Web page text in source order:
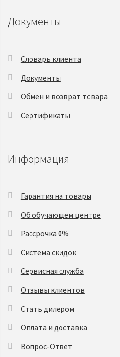
Документы
Словарь клиента
Документы
Обмен и возврат товара
Сертификаты
Информация
Гарантия на товары
Об обучающем центре
Рассрочка 0%
Система скидок
Сервисная служба
Отзывы клиентов
Стать дилером
Оплата и доставка
Вопрос-Ответ